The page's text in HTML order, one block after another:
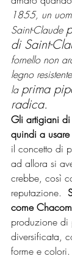
1855, un
Saint-Claude
di Saint-
fornello non
legno
la prima
radica.
Gli artigiani di
quindi a
il concetto di
ad allora si
crebbe, così
reputazione.
come
produzione di
diversificata,
forme e colori.